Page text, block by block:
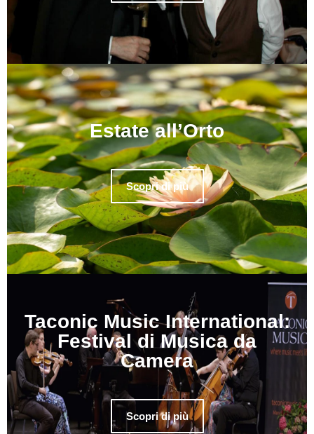
Estate all’Orto
Scopri di più
Taconic Music International:
Festival di Musica da
Camera
Scopri di più